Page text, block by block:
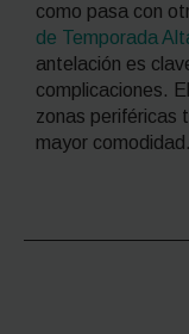
como pasa con
de Temporada
antelación es
complicaciones.
zonas periféricas
mayor comodidad.